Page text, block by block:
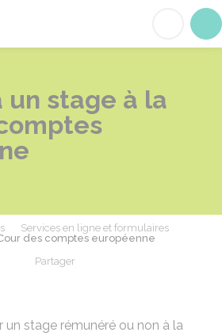
un stage à la
Services en ligne et formulaires
des comptes européenne
Partager
un stage rémunéré ou non à la